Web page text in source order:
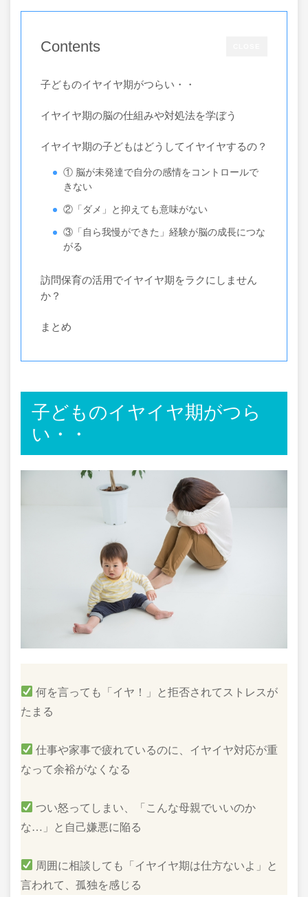
Contents
子どものイヤイヤ期がつらい・・
イヤイヤ期の脳の仕組みや対処法を学ぼう
イヤイヤ期の子どもはどうしてイヤイヤするの？
① 脳が未発達で自分の感情をコントロールで
きない
②「ダメ」と抑えても意味がない
③「自ら我慢ができた」経験が脳の成長につな
がる
訪問保育の活用でイヤイヤ期をラクにしません
か？
まとめ
子どものイヤイヤ期がつら
い・・
何を言っても「イヤ！」と拒否されてストレスが
たまる
仕事や家事で疲れているのに、イヤイヤ対応が重
なって余裕がなくなる
つい怒ってしまい、「こんな母親でいいのか
な…」と自己嫌悪に陥る
周囲に相談しても「イヤイヤ期は仕方ないよ」と
言われて、孤独を感じる